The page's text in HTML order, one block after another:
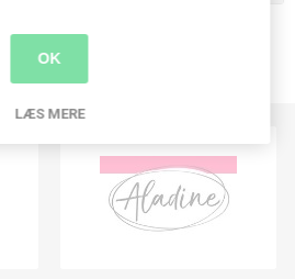
OK
LÆS MERE